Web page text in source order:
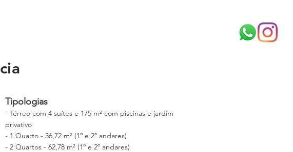
Tipologias
- Térreo com 4 suítes e 175 m² com piscinas e jardim
privativo
- 1 Quarto - 36,72 m² (1º e 2º andares)
- 2 Quartos - 62,78 m² (1º e 2º andares)